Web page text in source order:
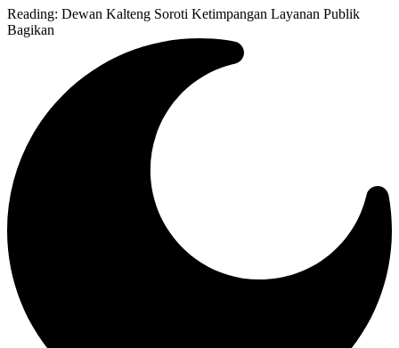
Reading: Dewan Kalteng Soroti Ketimpangan Layanan Publik
Bagikan